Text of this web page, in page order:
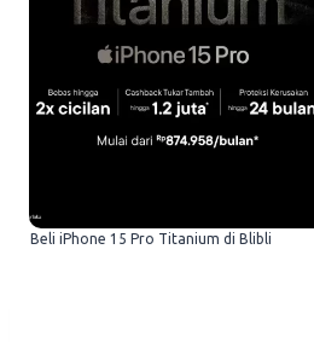
Beli iPhone 15 Pro Titanium di Blibli